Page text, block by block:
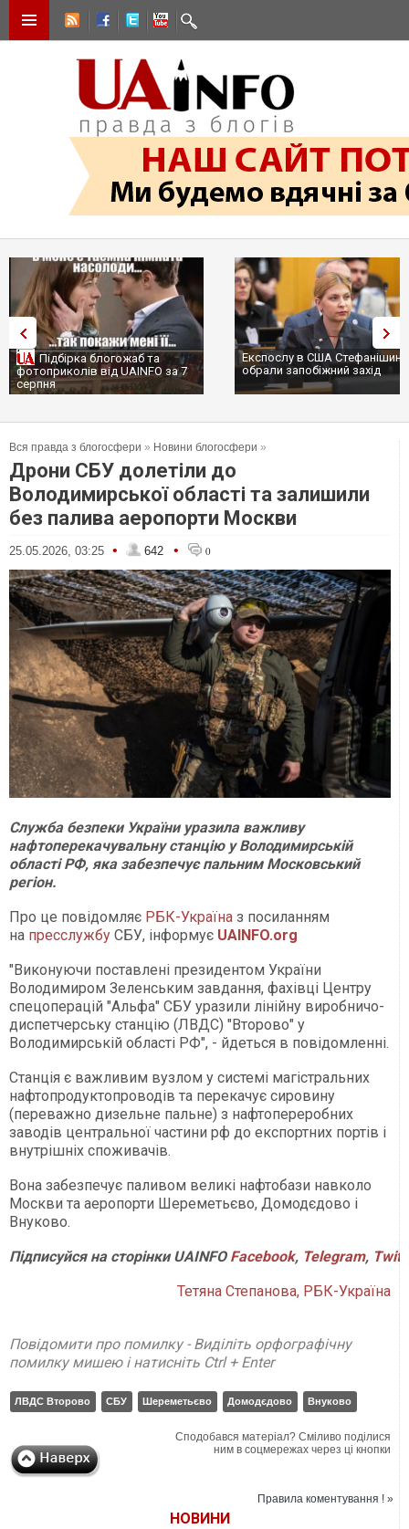
Підбірка блогожаб та
фотоприколів від UAINFO за 7
серпня
Експослу в США
обрали запобіжний захід
Вся правда з блогосфери » Новини блогосфери »
Дрони СБУ долетіли до
Володимирської області та залишили
без палива аеропорти Москви
25.05.2026, 03:25 • 642 • 0
Служба безпеки України уразила важливу
нафтоперекачувальну станцію у Володимирській
області РФ, яка забезпечує пальним Московський
регіон.
Про це повідомляє РБК-Україна з посиланням
на пресслужбу СБУ, інформує UAINFO.org
"Виконуючи поставлені президентом України
Володимиром Зеленським завдання, фахівці Центру
спецоперацій "Альфа" СБУ уразили лінійну виробничо-
диспетчерську станцію (ЛВДС) "Второво" у
Володимирській області РФ", - йдеться в повідомленні.
Станція є важливим вузлом у системі магістральних
нафтопродуктопроводів та перекачує сировину
(переважно дизельне пальне) з нафтопереробних
заводів центральної частини рф до експортних портів і
внутрішніх споживачів.
Вона забезпечує паливом великі нафтобази навколо
Москви та аеропорти Шереметьєво, Домодєдово і
Внуково.
ПідписуйсянасторінкиUAINFO Facebook, Telegram,
Тетяна Степанова, РБК-Україна
Повідомити про помилку - Виділіть орфографічну
помилку мишею і натисніть Ctrl + Enter
ЛВДС Второво СБУ Шереметьєво Домодєдово Внуково
Сподобався матеріал? Сміливо поділися
ним в соцмережах через ці кнопки
Правила коментування ! »
НОВИНИ